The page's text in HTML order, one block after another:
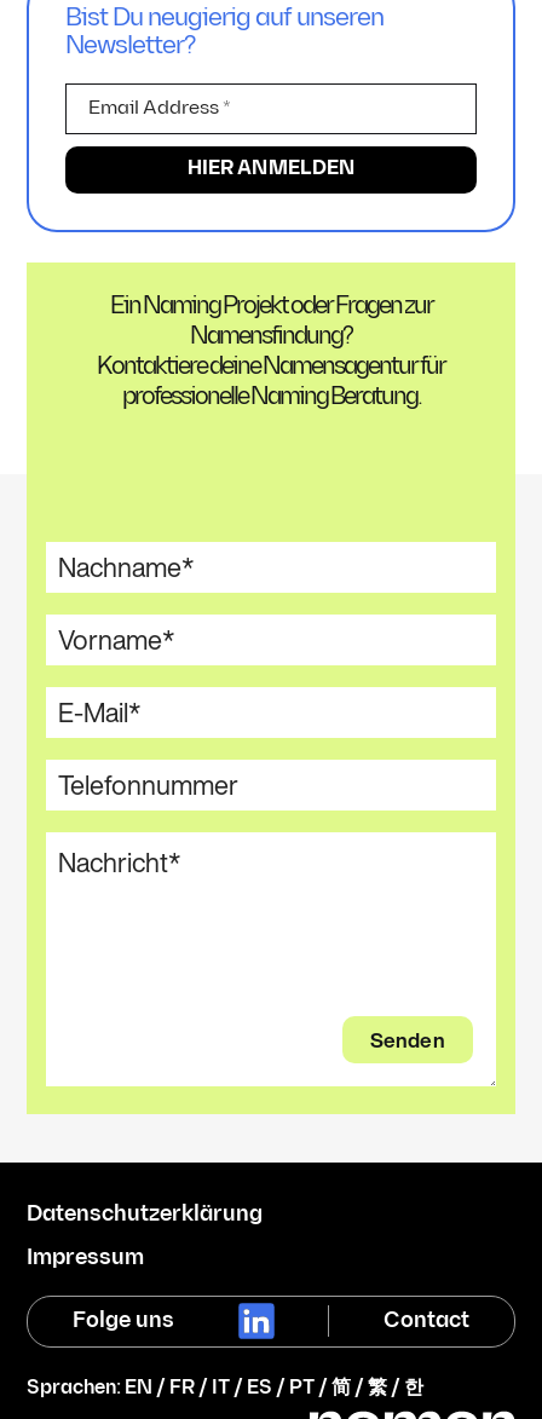
Bist Du neugierig auf unseren
Newsletter?
Ein Naming Projekt oder Fragen zur
Namensfindung?
Kontaktiere deine Namensagentur für
professionelle Naming Beratung.
Datenschutzerklärung
Impressum
Folge uns Contact
Sprachen: EN / FR / IT / ES / PT /简 /繁 / 한